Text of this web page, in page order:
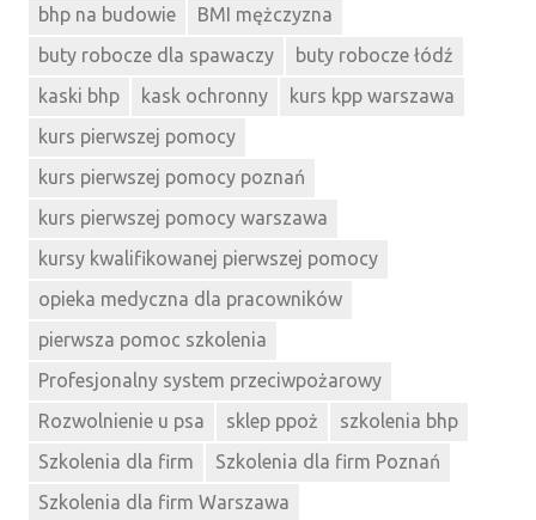
bhp na budowie
BMI mężczyzna
buty robocze dla spawaczy
buty robocze łódź
kaski bhp
kask ochronny
kurs kpp warszawa
kurs pierwszej pomocy
kurs pierwszej pomocy poznań
kurs pierwszej pomocy warszawa
kursy kwalifikowanej pierwszej pomocy
opieka medyczna dla pracowników
pierwsza pomoc szkolenia
Profesjonalny system przeciwpożarowy
Rozwolnienie u psa
sklep ppoż
szkolenia bhp
Szkolenia dla firm
Szkolenia dla firm Poznań
Szkolenia dla firm Warszawa